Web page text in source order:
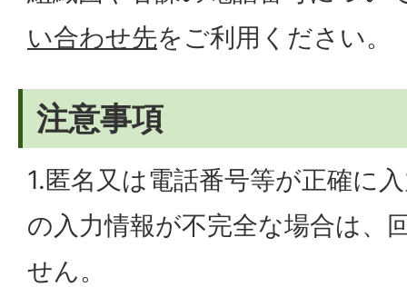
い合わせ先をご利用ください。
注意事項
1.匿名又は電話番号等が正確に
の入力情報が不完全な場合は、
せん。